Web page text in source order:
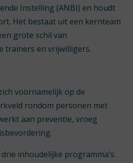
Instelling (ANBI) en houdt
Het bestaat uit een kernteam
grote schil van
trainers en vrijwilligers.
voornamelijk op de
rondom personen met
aan preventie, vroeg
inhoudelijke programma’s: